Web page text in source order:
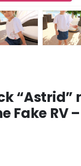
“Astrid”
Fake RV